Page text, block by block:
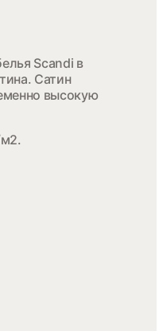
Scandi в
Сатин
высокую